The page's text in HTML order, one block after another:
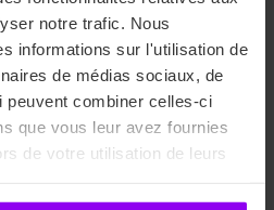
notre trafic. Nous
informations sur l'utilisation de
de médias sociaux, de
peuvent combiner celles-ci
que vous leur avez fournies
de votre utilisation de leurs
qui répondra à toutes vos
déposer votre
nous rencontrer lors de